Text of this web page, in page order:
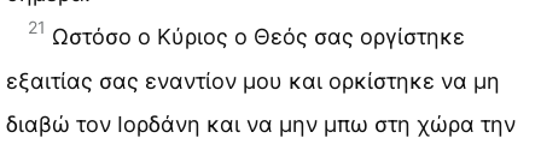
21 Ωστόσο ο Κύριος ο Θεός σας οργίστηκε
εξαιτίας σας εναντίον μου και ορκίστηκε να μη
διαβώ τον Ιορδάνη και να μην μπω στη χώρα την